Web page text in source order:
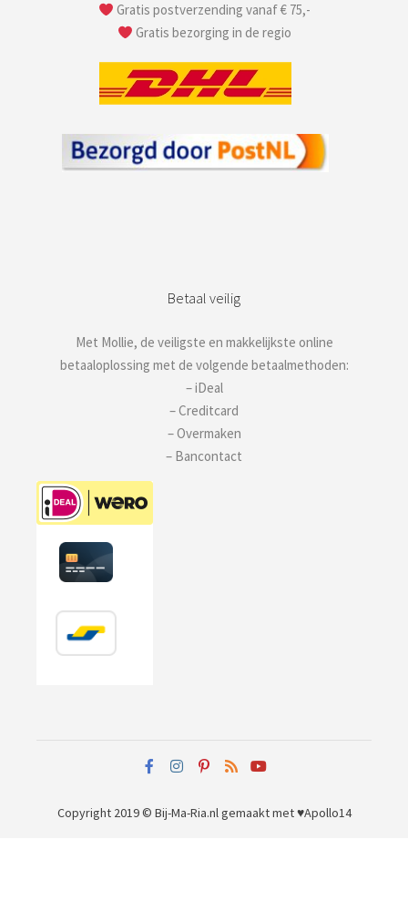
Gratis postverzending vanaf € 75,-
Gratis bezorging in de regio
Betaal veilig
Met Mollie, de veiligste en makkelijkste online
betaaloplossing met de volgende betaalmethoden:
– iDeal
– Creditcard
– Overmaken
– Bancontact
Copyright 2019 © Bij-Ma-Ria.nlgemaakt met ♥Apollo14